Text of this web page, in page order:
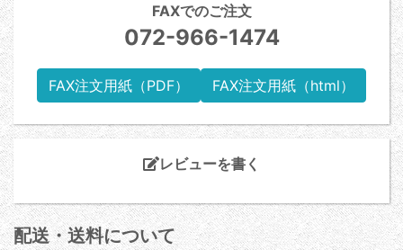
FAXでのご注文
072-966-1474
FAX注文用紙（PDF） FAX注文用紙（html）
レビューを書く
配送・送料について